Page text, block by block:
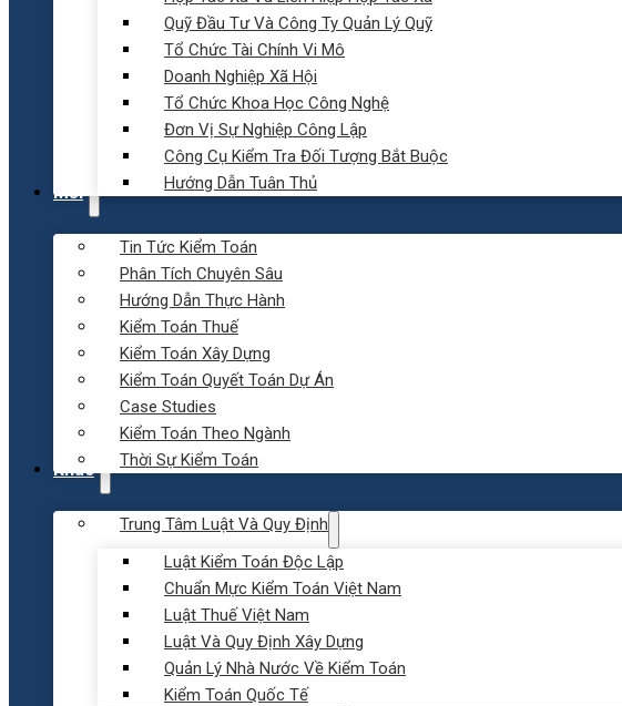
Quỹ Đầu Tư Và Công Ty Quản Lý Quỹ
Tổ Chức Tài Chính Vi Mô
Doanh Nghiệp Xã Hội
Tổ Chức Khoa Học Công Nghệ
Đơn Vị Sự Nghiệp Công Lập
Công Cụ Kiểm Tra Đối Tượng Bắt Buộc
Hướng Dẫn Tuân Thủ
Mới
Tin Tức Kiểm Toán
Phân Tích Chuyên Sâu
Hướng Dẫn Thực Hành
Kiểm Toán Thuế
Kiểm Toán Xây Dựng
Kiểm Toán Quyết Toán Dự Án
Case Studies
Kiểm Toán Theo Ngành
Thời Sự Kiểm Toán
Khác
Trung Tâm Luật Và Quy Định
Luật Kiểm Toán Độc Lập
Chuẩn Mực Kiểm Toán Việt Nam
Luật Thuế Việt Nam
Luật Và Quy Định Xây Dựng
Quản Lý Nhà Nước Về Kiểm Toán
Kiểm Toán Quốc Tế